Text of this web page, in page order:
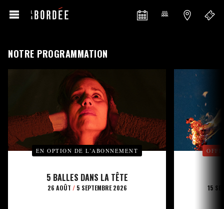
NOTRE PROGRAMMATION
EN OPTION DE L’ABONNEMENT
5 BALLES DANS LA TÊTE
26 AOÛT /5 SEPTEMBRE 2026 15